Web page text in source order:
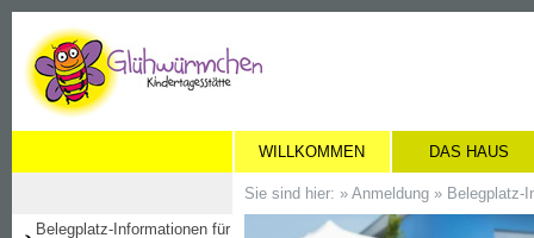
WILLKOMMEN DAS HAUS
Belegplatz-Informationen für
Sie sind hier: » Anmeldung » Belegplatz-